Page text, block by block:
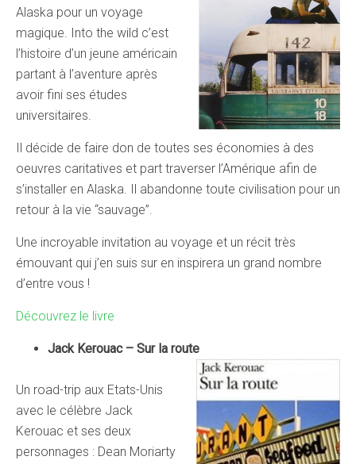
Alaska pour un voyage
magique. Into the wild c’est
l’histoire d’un jeune américain
partant à l’aventure après
avoir fini ses études
universitaires.
Il décide de faire don de toutes ses économies à des
oeuvres caritatives et part traverser l’Amérique afin de
s’installer en Alaska. Il abandonne toute civilisation pour un
retour à la vie “sauvage”.
Une incroyable invitation au voyage et un récit très
émouvant qui j’en suis sur en inspirera un grand nombre
d’entre vous !
Découvrez le livre
Jack Kerouac – Sur la route
Un road-trip aux Etats-Unis
avec le célèbre Jack
Kerouac et ses deux
personnages : Dean Moriarty